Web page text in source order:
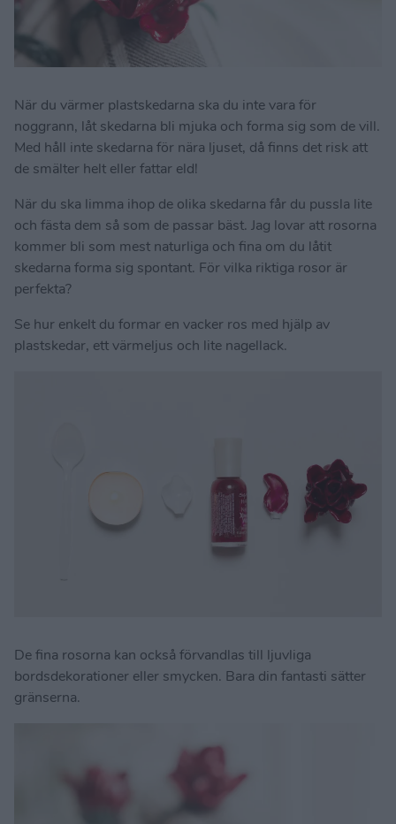
När du värmer plastskedarna ska du inte vara för
noggrann, låt skedarna bli mjuka och forma sig som de vill.
Med håll inte skedarna för nära ljuset, då finns det risk att
de smälter helt eller fattar eld!
När du ska limma ihop de olika skedarna får du pussla lite
och fästa dem så som de passar bäst. Jag lovar att rosorna
kommer bli som mest naturliga och fina om du låtit
skedarna forma sig spontant. För vilka riktiga rosor är
perfekta?
Se hur enkelt du formar en vacker ros med hjälp av
plastskedar, ett värmeljus och lite nagellack.
De fina rosorna kan också förvandlas till ljuvliga
bordsdekorationer eller smycken. Bara din fantasti sätter
gränserna.